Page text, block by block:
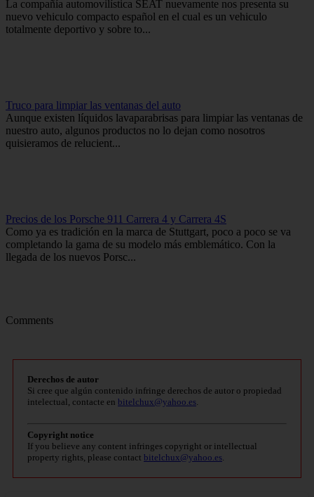
La compañía automovilística SEAT nuevamente nos presenta su
nuevo vehiculo compacto español en el cual es un vehiculo
totalmente deportivo y sobre to...
Truco para limpiar las ventanas del auto
Aunque existen líquidos lavaparabrisas para limpiar las ventanas de
nuestro auto, algunos productos no lo dejan como nosotros
quisieramos de relucient...
Precios de los Porsche 911 Carrera 4 y Carrera 4S
Como ya es tradición en la marca de Stuttgart, poco a poco se va
completando la gama de su modelo más emblemático. Con la
llegada de los nuevos Porsc...
Comments
Derechos de autor
Si cree que algún contenido infringe derechos de autor o propiedad
intelectual, contacte en bitelchux@yahoo.es
Copyright notice
If you believe any content infringes copyright or intellectual
property rights, please contact bitelchux@yahoo.es